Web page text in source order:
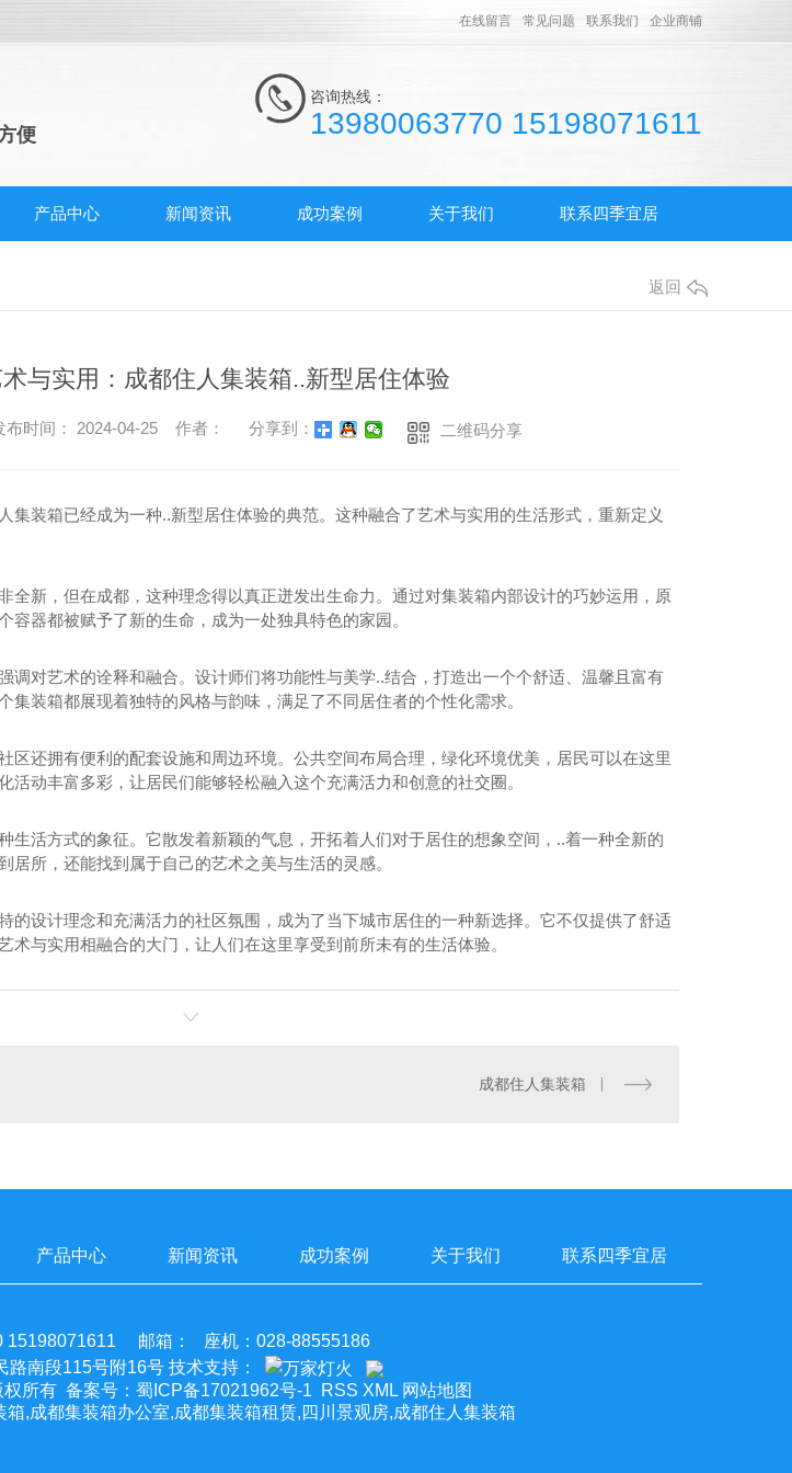
在线留言 常见问题 联系我们 企业商铺
便
咨询热线：
13980063770 15198071611
产品中心 新闻资讯 成功案例 关于我们 联系四季宜居
返回
与实用：成都住人集装箱..新型居住体验
时间： 2024-04-25 作者： 分享到： 二维码分享
集装箱已经成为一种..新型居住体验的典范。这种融合了艺术与实用的生活形式，重新定义
全新，但在成都，这种理念得以真正迸发出生命力。通过对集装箱内部设计的巧妙运用，原
器都被赋予了新的生命，成为一处独具特色的家园。
调对艺术的诠释和融合。设计师们将功能性与美学..结合，打造出一个个舒适、温馨且富有
集装箱都展现着独特的风格与韵味，满足了不同居住者的个性化需求。
区还拥有便利的配套设施和周边环境。公共空间布局合理，绿化环境优美，居民可以在这里
活动丰富多彩，让居民们能够轻松融入这个充满活力和创意的社交圈。
生活方式的象征。它散发着新颖的气息，开拓着人们对于居住的想象空间，..着一种全新的
所，还能找到属于自己的艺术之美与生活的灵感。
的设计理念和充满活力的社区氛围，成为了当下城市居住的一种新选择。它不仅提供了舒适
术与实用相融合的大门，让人们在这里享受到前所未有的生活体验。
成都住人集装箱
产品中心 新闻资讯 成功案例 关于我们 联系四季宜居
15198071611 邮箱： 座机：028-88555186
南段115号附16号 技术支持：
所有 备案号： 蜀ICP备17021962号-1 RSS XML 网站地图
,成都集装箱办公室,成都集装箱租赁,四川景观房,成都住人集装箱